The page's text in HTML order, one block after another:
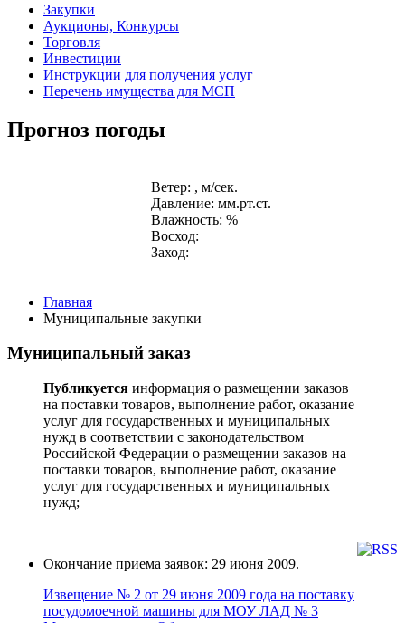
Закупки
Аукционы, Конкурсы
Торговля
Инвестиции
Инструкции для получения услуг
Перечень имущества для МСП
Прогноз погоды
Ветер: , м/сек.
Давление: мм.рт.ст.
Влажность: %
Восход:
Заход:
Главная
Муниципальные закупки
Муниципальный заказ
Публикуется информация о размещении заказов
на поставки товаров, выполнение работ, оказание
услуг для государственных и муниципальных
нужд в соответствии с законодательством
Российской Федерации о размещении заказов на
поставки товаров, выполнение работ, оказание
услуг для государственных и муниципальных
нужд;
Окончание приема заявок: 29 июня 2009.
Извещение № 2 от 29 июня 2009 года на поставку
поcудoмоечной мaшины для МОУ ЛАД № 3